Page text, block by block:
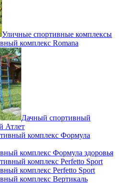
Уличные спортивные комплексы
комплекс Romana
Дачный спортивный
Атлет
комплекс Формула здоровья
комплекс Perfetto Sport
комплекс Вертикаль